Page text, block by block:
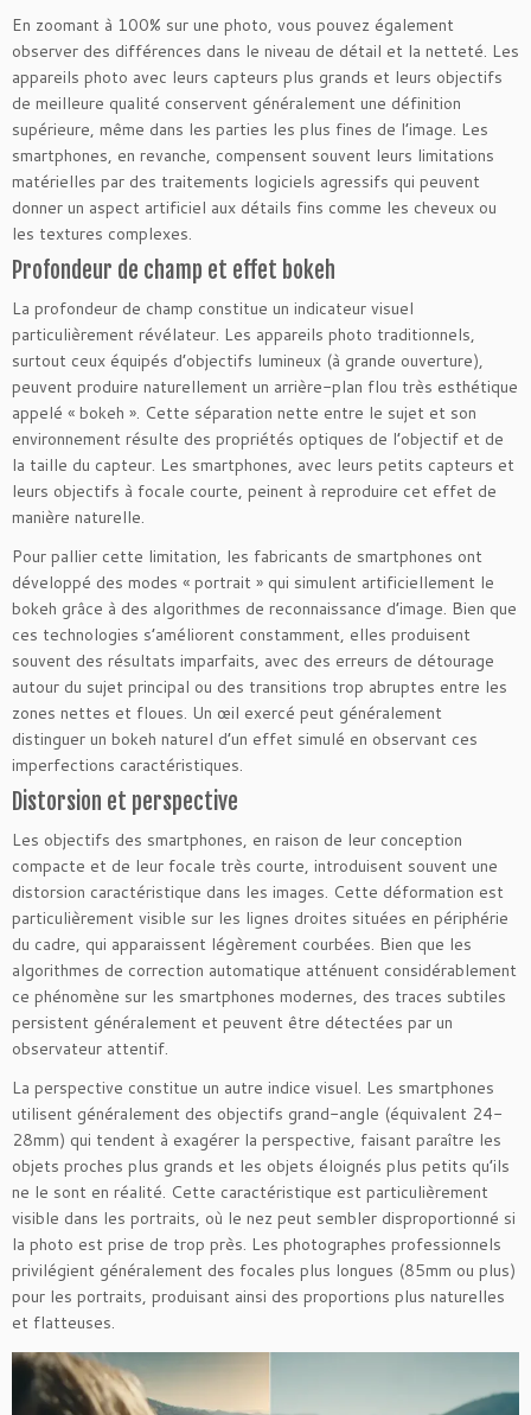
En zoomant à 100% sur une photo, vous pouvez également
observer des différences dans le niveau de détail et la netteté. Les
appareils photo avec leurs capteurs plus grands et leurs objectifs
de meilleure qualité conservent généralement une définition
supérieure, même dans les parties les plus fines de l’image. Les
smartphones, en revanche, compensent souvent leurs limitations
matérielles par des traitements logiciels agressifs qui peuvent
donner un aspect artificiel aux détails fins comme les cheveux ou
les textures complexes.
Profondeur de champ et effet bokeh
La profondeur de champ constitue un indicateur visuel
particulièrement révélateur. Les appareils photo traditionnels,
surtout ceux équipés d’objectifs lumineux (à grande ouverture),
peuvent produire naturellement un arrière-plan flou très esthétique
appelé « bokeh ». Cette séparation nette entre le sujet et son
environnement résulte des propriétés optiques de l’objectif et de
la taille du capteur. Les smartphones, avec leurs petits capteurs et
leurs objectifs à focale courte, peinent à reproduire cet effet de
manière naturelle.
Pour pallier cette limitation, les fabricants de smartphones ont
développé des modes « portrait » qui simulent artificiellement le
bokeh grâce à des algorithmes de reconnaissance d’image. Bien que
ces technologies s’améliorent constamment, elles produisent
souvent des résultats imparfaits, avec des erreurs de détourage
autour du sujet principal ou des transitions trop abruptes entre les
zones nettes et floues. Un œil exercé peut généralement
distinguer un bokeh naturel d’un effet simulé en observant ces
imperfections caractéristiques.
Distorsion et perspective
Les objectifs des smartphones, en raison de leur conception
compacte et de leur focale très courte, introduisent souvent une
distorsion caractéristique dans les images. Cette déformation est
particulièrement visible sur les lignes droites situées en périphérie
du cadre, qui apparaissent légèrement courbées. Bien que les
algorithmes de correction automatique atténuent considérablement
ce phénomène sur les smartphones modernes, des traces subtiles
persistent généralement et peuvent être détectées par un
observateur attentif.
La perspective constitue un autre indice visuel. Les smartphones
utilisent généralement des objectifs grand-angle (équivalent 24-
28mm) qui tendent à exagérer la perspective, faisant paraître les
objets proches plus grands et les objets éloignés plus petits qu’ils
ne le sont en réalité. Cette caractéristique est particulièrement
visible dans les portraits, où le nez peut sembler disproportionné si
la photo est prise de trop près. Les photographes professionnels
privilégient généralement des focales plus longues (85mm ou plus)
pour les portraits, produisant ainsi des proportions plus naturelles
et flatteuses.